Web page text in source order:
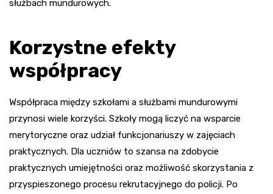
służbach mundurowych.
Korzystne efekty
współpracy
Współpraca między szkołami a służbami mundurowymi
przynosi wiele korzyści. Szkoły mogą liczyć na wsparcie
merytoryczne oraz udział funkcjonariuszy w zajęciach
praktycznych. Dla uczniów to szansa na zdobycie
praktycznych umiejętności oraz możliwość skorzystania z
przyspieszonego procesu rekrutacyjnego do policji. Po